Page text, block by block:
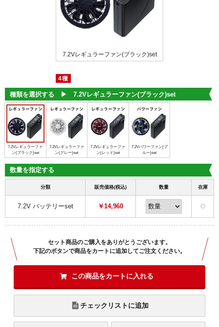
7.2Vレギュラーファン(ブラック)set
4種
種類を選択する ▶︎ 7.2Vレギュラーファン(ブラック)set
7.2Vレギュラーファ
ン(ブラック)set
7.2Vレギュラーファ
ン(グレー)set
7.2Vレギュラーファ
ン(レッド)set
7.2Vパワーファン(ブ
ルー)set
数量を指定する
分類 販売価格(税込) 数量 在庫
7.2V バッテリーset ￥14,960 〇
セット商品のご購入をありがとうございます。
下記のボタンで商品をカートに追加してご注文ください。
この商品をカートに入れる
チェックリストに追加